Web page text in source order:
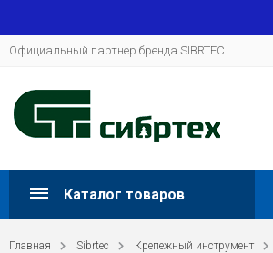
Официальный партнер бренда SIBRTEC
Каталог товаров
Главная Sibrtec Крепежный инструмент